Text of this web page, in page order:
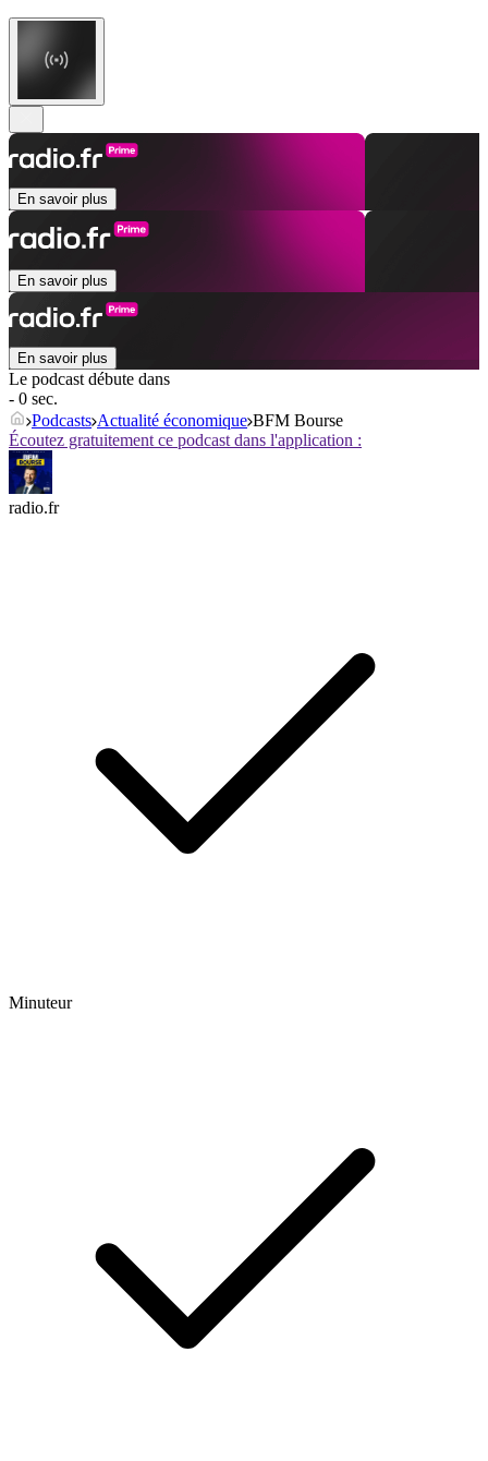
En savoir plus
En savoir plus
En savoir plus
Le podcast débute dans
- 0 sec.
Podcasts Actualité économique BFM Bourse
Écoutez gratuitement ce podcast dans l'application :
radio.fr
Minuteur